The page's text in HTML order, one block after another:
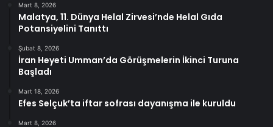
Mart 8, 2026
Malatya, 11. Dünya Helal Zirvesi’nde Helal Gıda
Potansiyelini Tanıttı
Şubat 8, 2026
İran Heyeti Umman’da Görüşmelerin İkinci Turuna
Başladı
Mart 18, 2026
Efes Selçuk’ta iftar sofrası dayanışma ile kuruldu
Mart 8, 2026